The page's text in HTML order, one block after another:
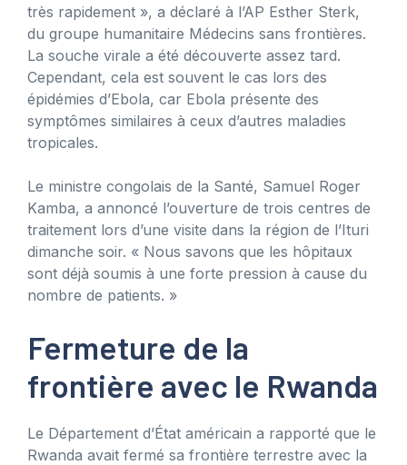
très rapidement », a déclaré à l’AP Esther Sterk,
du groupe humanitaire Médecins sans frontières.
La souche virale a été découverte assez tard.
Cependant, cela est souvent le cas lors des
épidémies d’Ebola, car Ebola présente des
symptômes similaires à ceux d’autres maladies
tropicales.
Le ministre congolais de la Santé, Samuel Roger
Kamba, a annoncé l’ouverture de trois centres de
traitement lors d’une visite dans la région de l’Ituri
dimanche soir. « Nous savons que les hôpitaux
sont déjà soumis à une forte pression à cause du
nombre de patients. »
Fermeture de la
frontière avec le Rwanda
Le Département d’État américain a rapporté que le
Rwanda avait fermé sa frontière terrestre avec la